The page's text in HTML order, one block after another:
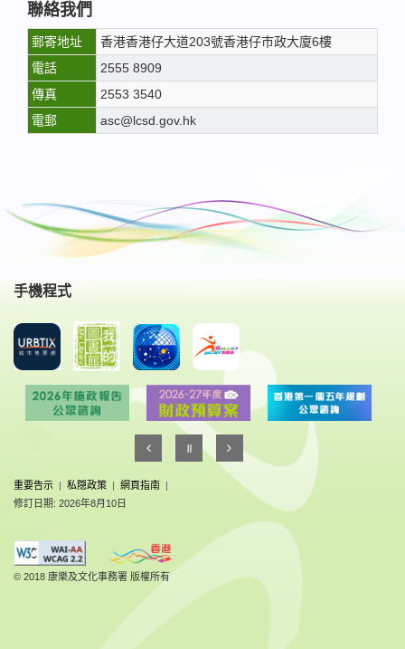
聯絡我們
郵寄地址
香港香港仔大道203號香港仔巿政大廈6樓
電話
2555 8909
傳真
2553 3540
電郵
asc@lcsd.gov.hk
手機程式
重要告示 | 私隠政策 | 網頁指南 |
修訂日期: 2026年8月10日
© 2018 康樂及文化事務署 版權所有